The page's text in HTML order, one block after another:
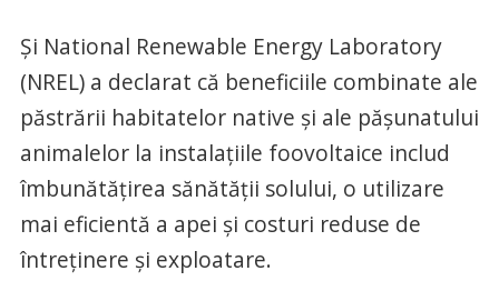
Și National Renewable Energy Laboratory
(NREL) a declarat că beneficiile combinate ale
păstrării habitatelor native și ale pășunatului
animalelor la instalațiile foovoltaice includ
îmbunătățirea sănătății solului, o utilizare
mai eficientă a apei și costuri reduse de
întreținere și exploatare.